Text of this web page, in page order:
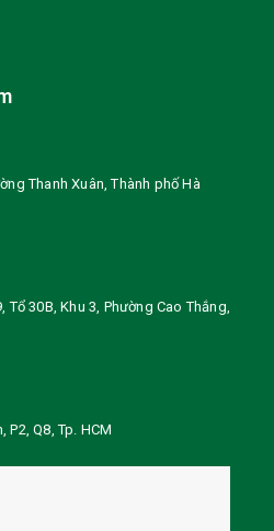
Thanh Xuân, Thành phố Hà
Tổ 30B, Khu 3, Phường Cao Thắng,
P2, Q8, Tp. HCM